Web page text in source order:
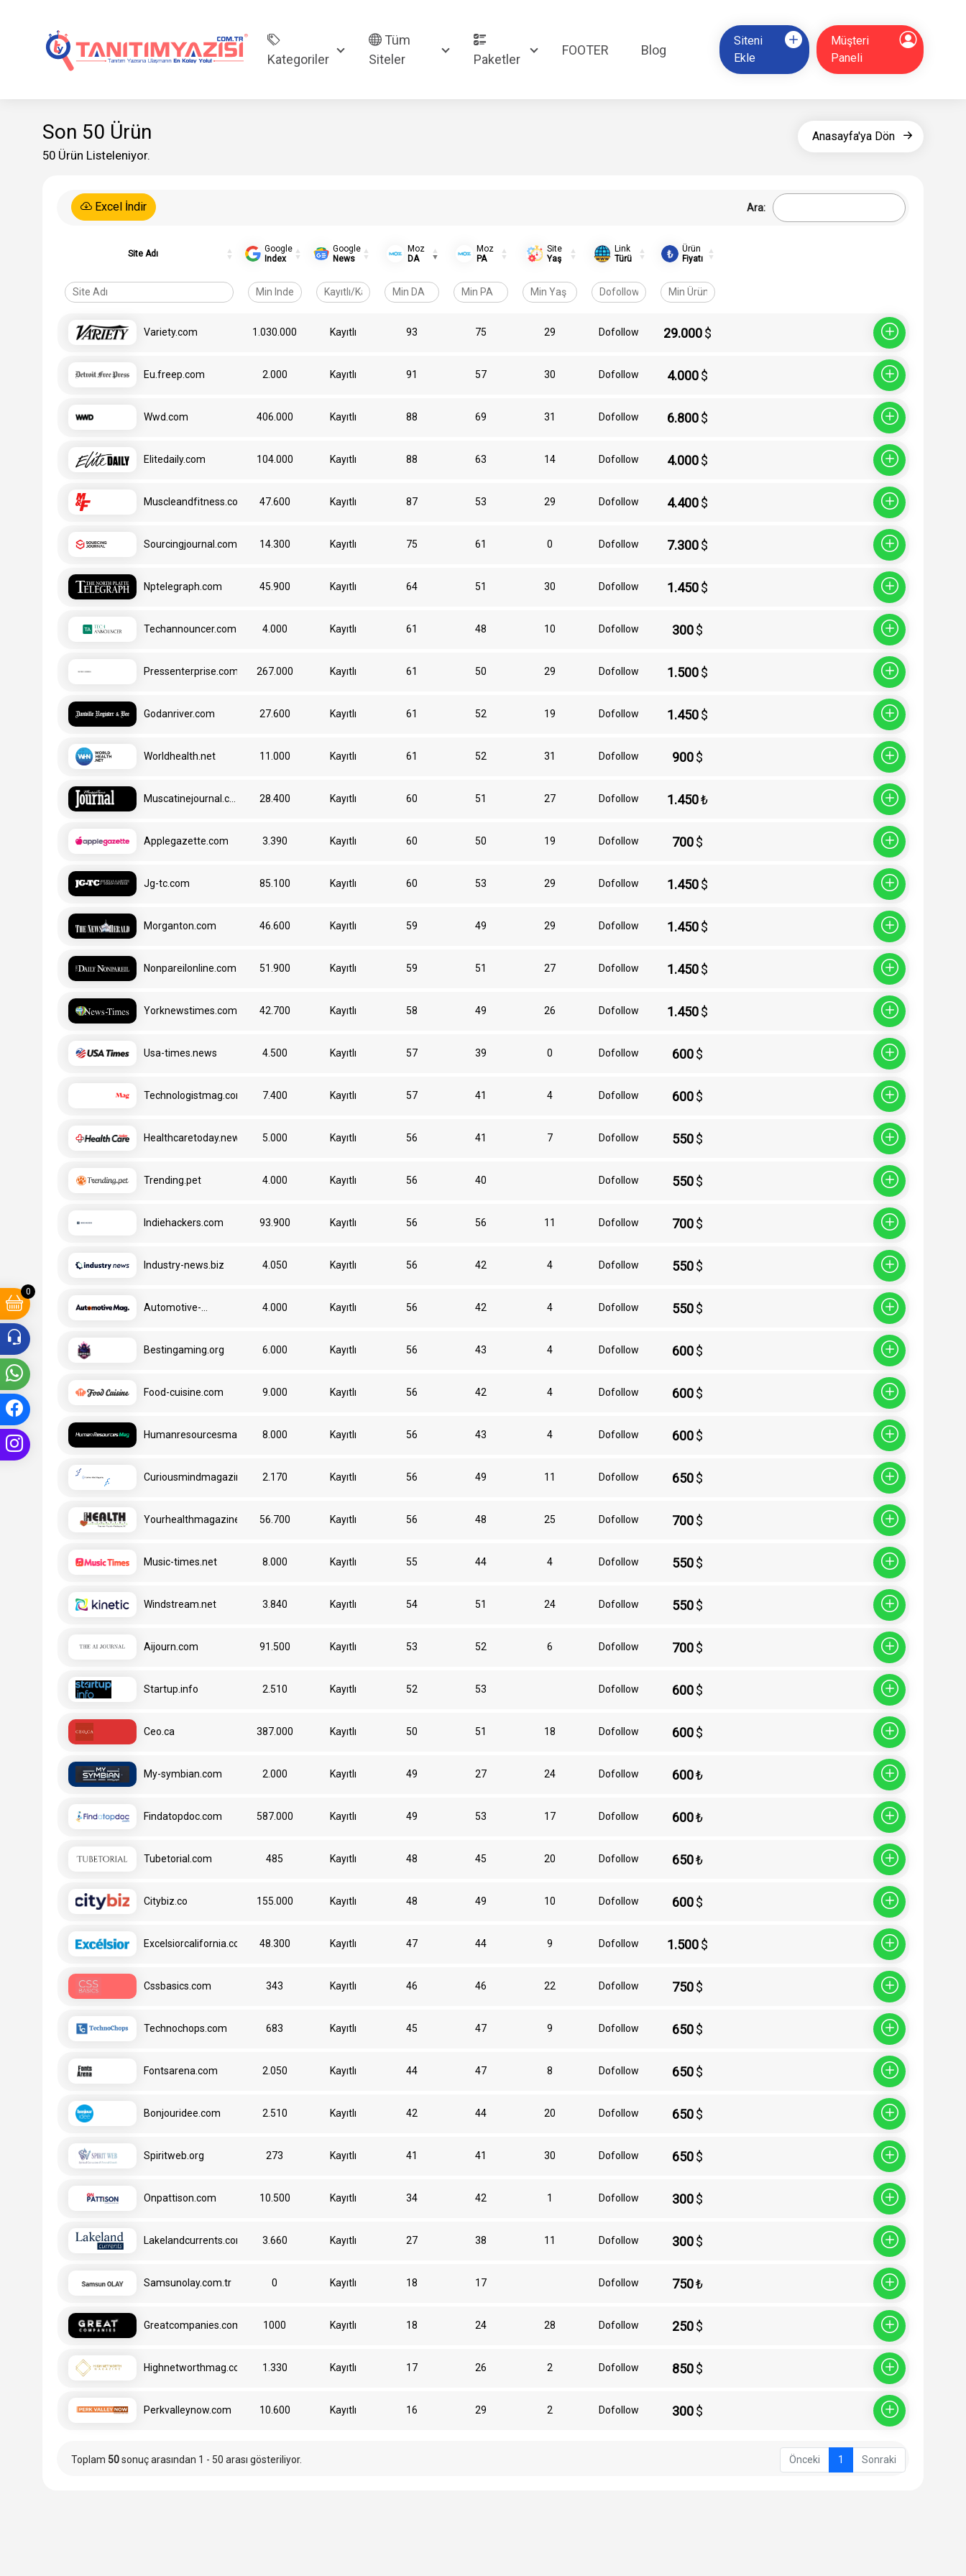
Kategoriler
Tüm
Siteler
Paketler
FOOTER Blog
Siteni
Ekle
Müşteri
Paneli
0
Son 50 Ürün
50 Ürün Listeleniyor.
Anasayfa'ya Dön
Excel İndir Ara:
Site Adı
Google
Index
Google
News
Moz
DA
Moz
PA
Site
Yaş
Link
Türü
Ürün
Fiyatı
Variety.com 1.030.000 Kayıtlı 93 75 29 Dofollow 29.000$
Eu.freep.com 2.000 Kayıtlı 91 57 30 Dofollow 4.000$
Wwd.com 406.000 Kayıtlı 88 69 31 Dofollow 6.800$
Elitedaily.com 104.000 Kayıtlı 88 63 14 Dofollow 4.000$
Muscleandfitness.com 47.600 Kayıtlı 87 53 29 Dofollow 4.400$
Sourcingjournal.com 14.300 Kayıtlı 75 61 0 Dofollow 7.300$
Nptelegraph.com 45.900 Kayıtlı 64 51 30 Dofollow 1.450$
Techannouncer.com 4.000 Kayıtlı 61 48 10 Dofollow 300$
Pressenterprise.com 267.000 Kayıtlı 61 50 29 Dofollow 1.500$
Godanriver.com 27.600 Kayıtlı 61 52 19 Dofollow 1.450$
Worldhealth.net 11.000 Kayıtlı 61 52 31 Dofollow 900$
Muscatinejournal.com
28.400 Kayıtlı 60 51 27 Dofollow 1.450₺
Applegazette.com 3.390 Kayıtlı 60 50 19 Dofollow 700$
Jg-tc.com 85.100 Kayıtlı 60 53 29 Dofollow 1.450$
Morganton.com 46.600 Kayıtlı 59 49 29 Dofollow 1.450$
Nonpareilonline.com 51.900 Kayıtlı 59 51 27 Dofollow 1.450$
Yorknewstimes.com 42.700 Kayıtlı 58 49 26 Dofollow 1.450$
Usa-times.news 4.500 Kayıtlı 57 39 0 Dofollow 600$
Technologistmag.com 7.400 Kayıtlı 57 41 4 Dofollow 600$
Healthcaretoday.news 5.000 Kayıtlı 56 41 7 Dofollow 550$
Trending.pet 4.000 Kayıtlı 56 40 Dofollow 550$
Indiehackers.com 93.900 Kayıtlı 56 56 11 Dofollow 700$
Industry-news.biz 4.050 Kayıtlı 56 42 4 Dofollow 550$
Automotive-
4.000 Kayıtlı 56 42 4 Dofollow 550$
Bestingaming.org 6.000 Kayıtlı 56 43 4 Dofollow 600$
Food-cuisine.com 9.000 Kayıtlı 56 42 4 Dofollow 600$
Humanresourcesmag.com8.000 Kayıtlı 56 43 4 Dofollow 600$
Curiousmindmagazine.com2.170 Kayıtlı 56 49 11 Dofollow 650$
Yourhealthmagazine.net 56.700 Kayıtlı 56 48 25 Dofollow 700$
Music-times.net 8.000 Kayıtlı 55 44 4 Dofollow 550$
Windstream.net 3.840 Kayıtlı 54 51 24 Dofollow 550$
Aijourn.com 91.500 Kayıtlı 53 52 6 Dofollow 700$
Startup.info 2.510 Kayıtlı 52 53 Dofollow 600$
Ceo.ca 387.000 Kayıtlı 50 51 18 Dofollow 600$
My-symbian.com 2.000 Kayıtlı 49 27 24 Dofollow 600₺
Findatopdoc.com 587.000 Kayıtlı 49 53 17 Dofollow 600₺
Tubetorial.com 485 Kayıtlı 48 45 20 Dofollow 650₺
Citybiz.co 155.000 Kayıtlı 48 49 10 Dofollow 600$
Excelsiorcalifornia.com 48.300 Kayıtlı 47 44 9 Dofollow 1.500$
Cssbasics.com 343 Kayıtlı 46 46 22 Dofollow 750$
Technochops.com 683 Kayıtlı 45 47 9 Dofollow 650$
Fontsarena.com 2.050 Kayıtlı 44 47 8 Dofollow 650$
Bonjouridee.com 2.510 Kayıtlı 42 44 20 Dofollow 650$
Spiritweb.org 273 Kayıtlı 41 41 30 Dofollow 650$
Onpattison.com 10.500 Kayıtlı 34 42 1 Dofollow 300$
Lakelandcurrents.com 3.660 Kayıtlı 27 38 11 Dofollow 300$
Samsunolay.com.tr 0 Kayıtlı 18 17 Dofollow 750₺
Greatcompanies.com 1000 Kayıtlı 18 24 28 Dofollow 250$
Highnetworthmag.com 1.330 Kayıtlı 17 26 2 Dofollow 850$
Perkvalleynow.com 10.600 Kayıtlı 16 29 2 Dofollow 300$
Toplam50sonuç arasından 1 - 50 arası gösteriliyor. Önceki 1 Sonraki